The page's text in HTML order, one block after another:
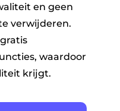
en geen
verwijderen.
waardoor
krijgt.